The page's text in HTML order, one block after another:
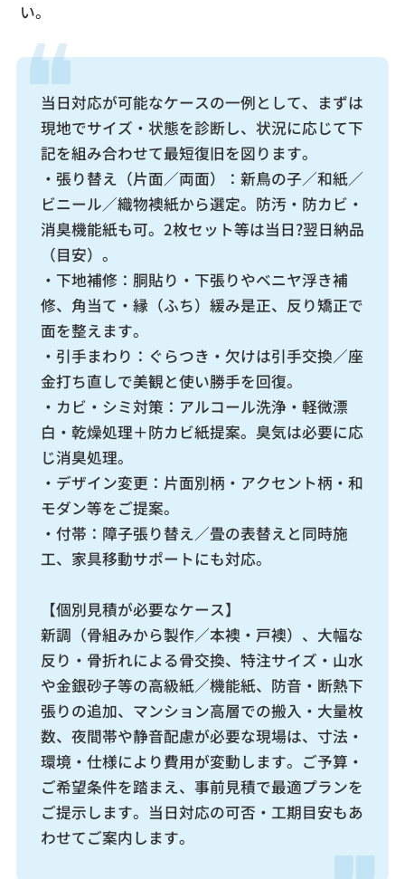
い。
当日対応が可能なケースの一例として、まずは
現地でサイズ・状態を診断し、状況に応じて下
記を組み合わせて最短復旧を図ります。
・張り替え（片面／両面）：新鳥の子／和紙／
ビニール／織物襖紙から選定。防汚・防カビ・
消臭機能紙も可。2枚セット等は当日?翌日納品
（目安）。
・下地補修：胴貼り・下張りやベニヤ浮き補
修、角当て・縁（ふち）緩み是正、反り矯正で
面を整えます。
・引手まわり：ぐらつき・欠けは引手交換／座
金打ち直しで美観と使い勝手を回復。
・カビ・シミ対策：アルコール洗浄・軽微漂
白・乾燥処理＋防カビ紙提案。臭気は必要に応
じ消臭処理。
・デザイン変更：片面別柄・アクセント柄・和
モダン等をご提案。
・付帯：障子張り替え／畳の表替えと同時施
工、家具移動サポートにも対応。
【個別見積が必要なケース】
新調（骨組みから製作／本襖・戸襖）、大幅な
反り・骨折れによる骨交換、特注サイズ・山水
や金銀砂子等の高級紙／機能紙、防音・断熱下
張りの追加、マンション高層での搬入・大量枚
数、夜間帯や静音配慮が必要な現場は、寸法・
環境・仕様により費用が変動します。ご予算・
ご希望条件を踏まえ、事前見積で最適プランを
ご提示します。当日対応の可否・工期目安もあ
わせてご案内します。